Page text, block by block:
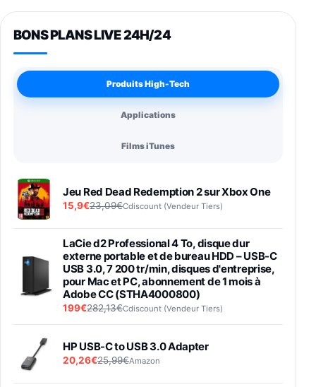
BONS PLANS LIVE 24H/24
Produits High-Tech
Applications
Films iTunes
Jeu Red Dead Redemption 2 sur Xbox One
15,9€23,09€Cdiscount (Vendeur Tiers)
LaCie d2 Professional 4 To, disque dur
externe portable et de bureau HDD – USB-C
USB 3.0, 7 200 tr/min, disques d'entreprise,
pour Mac et PC, abonnement de 1 mois à
Adobe CC (STHA4000800)
199€282,13€Cdiscount (Vendeur Tiers)
HP USB-C to USB 3.0 Adapter
20,26€25,99€Amazon